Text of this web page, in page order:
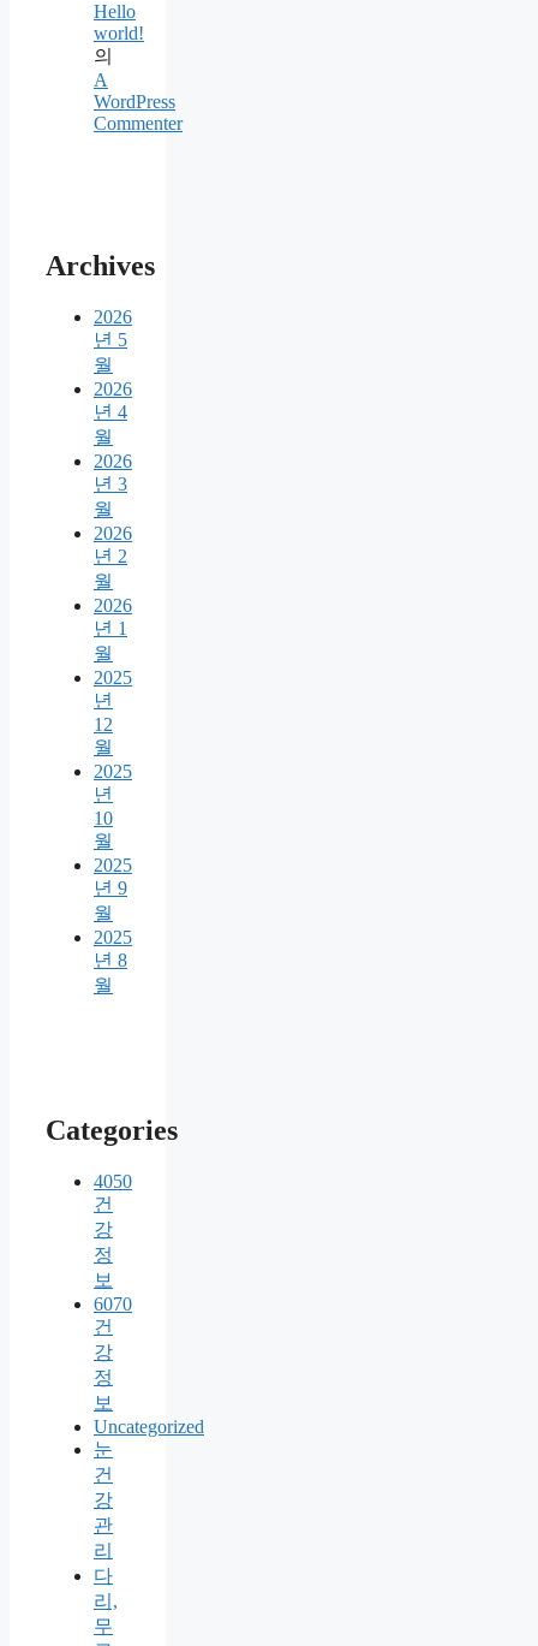
Hello
world!
의
A
WordPress
Commenter
Archives
2026
년 5
월
2026
년 4
월
2026
년 3
월
2026
년 2
월
2026
년 1
월
2025
년
12
월
2025
년
10
월
2025
년 9
월
2025
년 8
월
Categories
4050
건
강
정
보
6070
건
강
정
보
Uncategorized
눈
건
강
관
리
다
리,
무